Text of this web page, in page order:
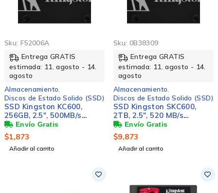
Sku: F52006A
Entrega GRATIS
estimada: 11. agosto - 14.
agosto
Almacenamiento
Discos de Estado Solido (SSD)
SSD Kingston KC600,
256GB, 2.5", 500MB/s
Escritura, 550MB/s
Lectura, SATA III
$1,873
Añadir al carrito
Sku: 0B38309
Entrega GRATIS
estimada: 11. agosto - 14.
agosto
Almacenamiento
Discos de Estado Solido (SSD)
SSD Kingston SKC600,
2TB, 2.5", 520 MB/s
Escritura, 550MB/s
Lectura, SATA III
$9,873
Añadir al carrito